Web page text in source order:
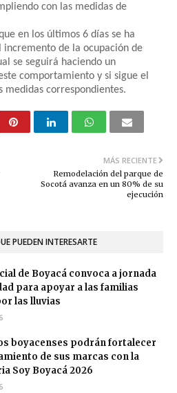
con las medidas de
en los últimos 6 días se ha
incremento de la ocupación de
se seguirá haciendo un
comportamiento y si sigue el
correspondientes.
MÁS RECIENTE
Remodelación del parque de
Socotá avanza en un 80% de su
ejecución
PUEDEN INTERESARTE
de Boyacá convoca a jornada
para apoyar a las familias
las lluvias
boyacenses podrán fortalecer
de sus marcas con la
Soy Boyacá 2026